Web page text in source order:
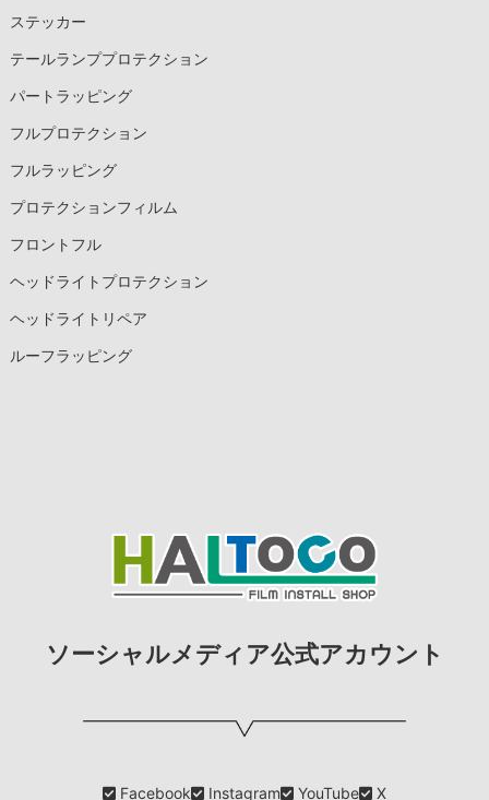
ステッカー
テールランププロテクション
パートラッピング
フルプロテクション
フルラッピング
プロテクションフィルム
フロントフル
ヘッドライトプロテクション
ヘッドライトリペア
ルーフラッピング
ソーシャルメディア公式アカウント
Facebook Instagram YouTube X